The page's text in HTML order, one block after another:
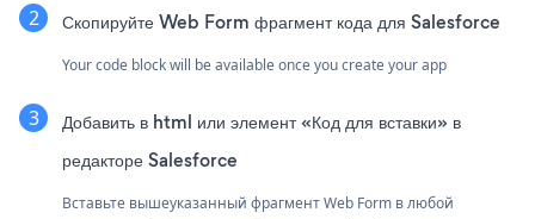
Скопируйте Web Form фрагмент кода для Salesforce
Your code block will be available once you create your app
Добавить в html или элемент «Код для вставки» в
редакторе Salesforce
Вставьте вышеуказанный фрагмент Web Form в любой